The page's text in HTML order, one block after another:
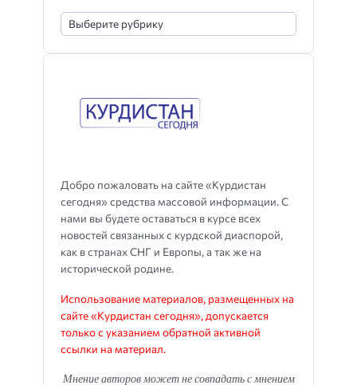
Добро пожаловать на сайте «Курдистан
сегодня» средства массовой информации. С
нами вы будете оставаться в курсе всех
новостей связанных с курдской диаспорой,
как в странах СНГ и Европы, а так же на
исторической родине.
Использование материалов, размещенных на
сайте «Курдистан сегодня», допускается
только с указанием обратной активной
ссылки на материал.
Мнение авторов может не совпадать с мнением